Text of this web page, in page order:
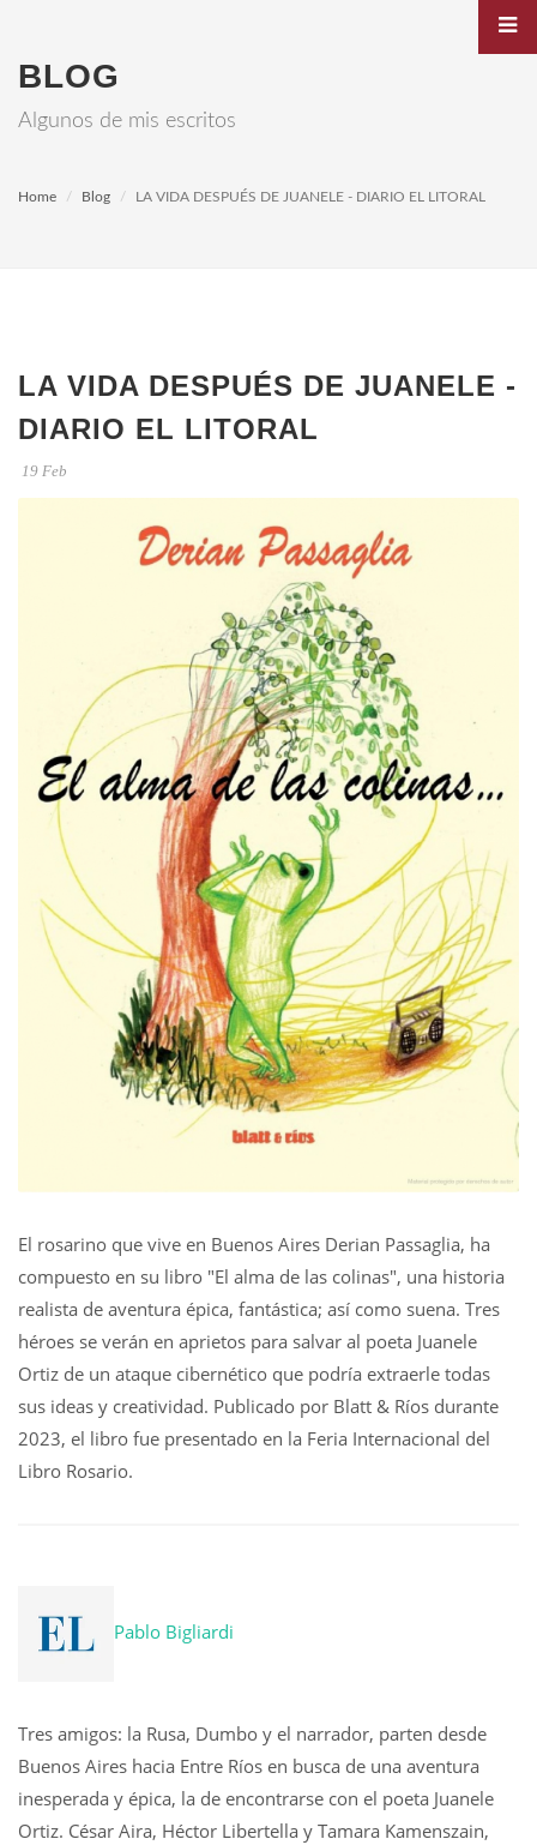
BLOG
Algunos de mis escritos
Home Blog LA VIDA DESPUÉS DE JUANELE - DIARIO EL LITORAL
LA VIDA DESPUÉS DE JUANELE -
DIARIO EL LITORAL
19 Feb
El rosarino que vive en Buenos Aires Derian Passaglia, ha
compuesto en su libro "El alma de las colinas", una historia
realista de aventura épica, fantástica; así como suena. Tres
héroes se verán en aprietos para salvar al poeta Juanele
Ortiz de un ataque cibernético que podría extraerle todas
sus ideas y creatividad. Publicado por Blatt & Ríos durante
2023, el libro fue presentado en la Feria Internacional del
Libro Rosario.
Pablo Bigliardi
Tres amigos: la Rusa, Dumbo y el narrador, parten desde
Buenos Aires hacia Entre Ríos en busca de una aventura
inesperada y épica, la de encontrarse con el poeta Juanele
Ortiz. César Aira, Héctor Libertella y Tamara Kamenszain,